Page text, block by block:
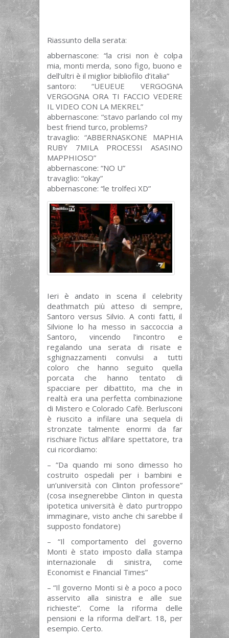
Riassunto della serata:
abbernascone: “la crisi non è colpa
mia, monti merda, sono figo, buono e
dell’ultri è il miglior bibliofilo d’italia”
santoro: “UEUEUE VERGOGNA
VERGOGNA ORA TI FACCIO VEDERE
IL VIDEO CON LA MEKREL”
abbernascone: “stavo parlando col my
best friend turco, problems?
travaglio: “ABBERNASKONE MAPHIA
RUBY 7MILA PROCESSI ASASINO
MAPPHIOSO”
abbernascone: “NO U”
travaglio: “okay”
abbernascone: “le trolfeci XD”
Ieri è andato in scena il celebrity
deathmatch più atteso di sempre,
Santoro versus Silvio. A conti fatti, il
Silvione lo ha messo in saccoccia a
Santoro, vincendo l’incontro e
regalando una serata di risate e
sghignazzamenti convulsi a tutti
coloro che hanno seguito quella
porcata che hanno tentato di
spacciare per dibattito, ma che in
realtà era una perfetta combinazione
di Mistero e Colorado Cafè. Berlusconi
è riuscito a infilare una sequela di
stronzate talmente enormi da far
rischiare l’ictus all’ilare spettatore, tra
cui ricordiamo:
– “Da quando mi sono dimesso ho
costruito ospedali per i bambini e
un’università con Clinton professore”
(cosa insegnerebbe Clinton in questa
ipotetica università è dato purtroppo
immaginare, visto anche chi sarebbe il
supposto fondatore)
– “Il comportamento del governo
Monti è stato imposto dalla stampa
internazionale di sinistra, come
Economist e Financial Times”
– “Il governo Monti si è a poco a poco
asservito alla sinistra e alle sue
richieste”. Come la riforma delle
pensioni e la riforma dell’art. 18, per
esempio. Certo.